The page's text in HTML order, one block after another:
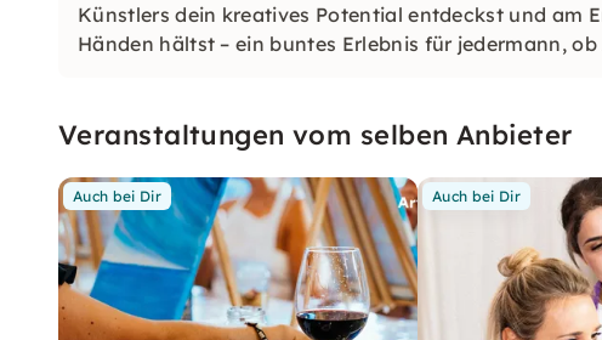
Künstlers dein kreatives Potential entdeckst und am
Händen hältst – ein buntes Erlebnis für jedermann,
Veranstaltungen vom selben Anbieter
Auch bei Dir Auch bei Dir